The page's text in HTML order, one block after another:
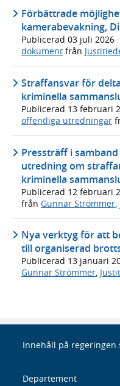
Förbättrade
kamerabevakning,
Publicerad 03 juli 2026 ·
dokument från
Straffansvar för
kriminella
Publicerad 13 februari
offentliga utredningar
Pressträff i
utredning om
kriminella
Publicerad 12 februari
från Gunnar Strömmer
Nya verktyg för att
till organiserad
Publicerad 13 januari
Gunnar Strömmer,
Innehåll på
Departement